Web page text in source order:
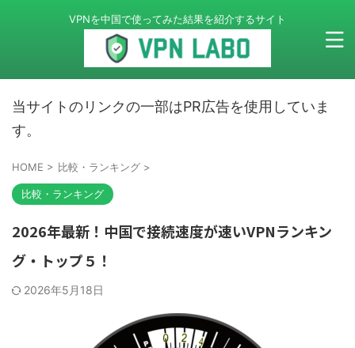
VPNを中国で使ってみた結果を紹介するサイト
当サイトのリンクの一部はPR広告を使用していま
す。
HOME > 比較・ランキング >
比較・ランキング
2026年最新！中国で接続速度が速いVPNランキン
グ・トップ５！
2026年5月18日